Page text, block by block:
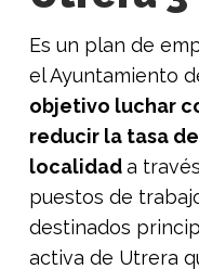
Es un plan de
el Ayuntamiento
objetivo luchar
reducir la tasa
localidada
puestos de
destinados
activa de Utrera